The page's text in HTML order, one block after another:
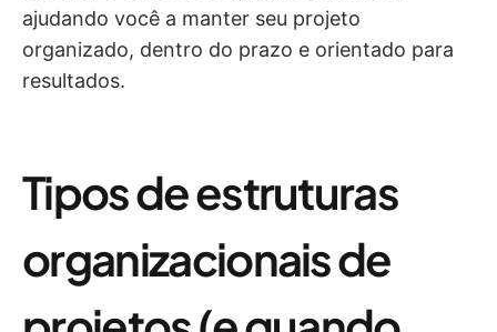
ajudando você a manter seu projeto
organizado, dentro do prazo e orientado para
resultados.
Tipos de estruturas
organizacionais de